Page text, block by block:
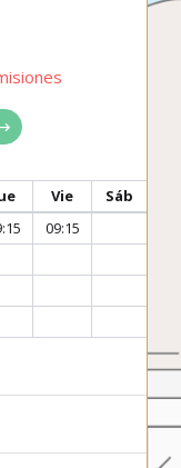
Vie
Sáb
09:15